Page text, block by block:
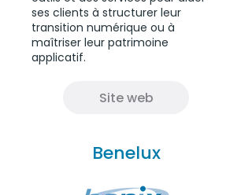
ses clients à structurer leur
transition numérique ou à
maîtriser leur patrimoine
applicatif.
Site web
Benelux